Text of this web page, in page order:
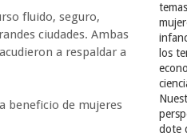
fluido, seguro,
ciudades. Ambas
a respaldar a
beneficio de mujeres
los
dote